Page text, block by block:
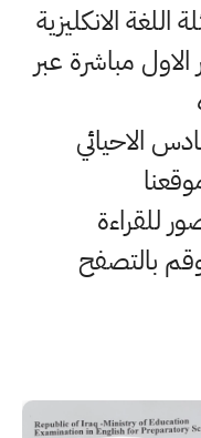
الانكليزية
2022 الدور الاول مباشرة عبر
الاحيائي
للقراءة
بالتصفح